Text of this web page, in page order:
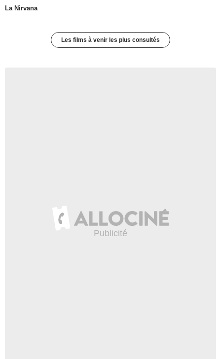
La Nirvana
Les films à venir les plus consultés